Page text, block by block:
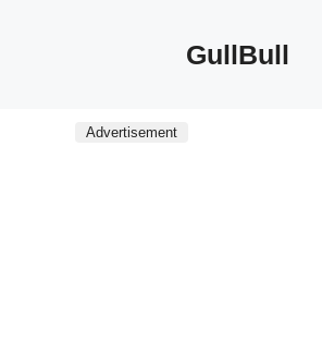
المحتوىGullBull
Advertisement